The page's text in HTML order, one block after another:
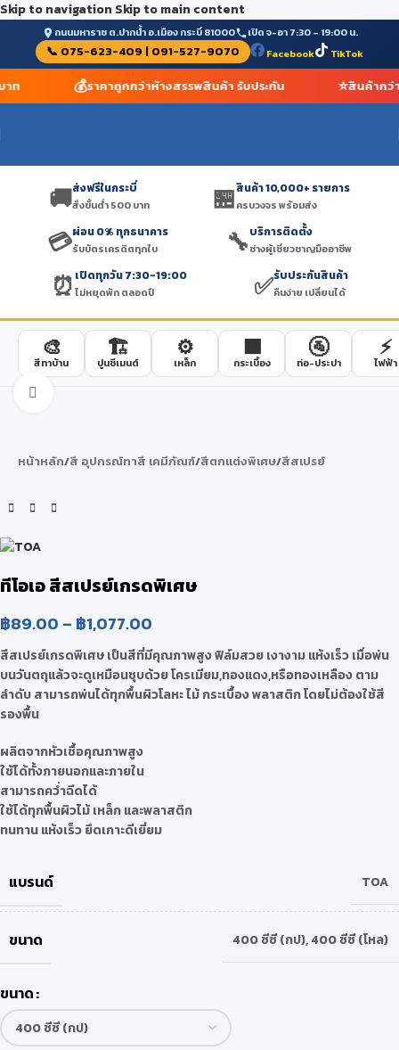
Skip to navigation Skip to main content
ถนนมหาราช ต.ปากน้ำ อ.เมือง กระบี่ 81000 เปิด จ-อา 7:30 – 19:00 น.
📞 075-623-409 | 091-527-9070 Facebook TikTok
ท 💰ราคาถูกกว่าห้างสรรพสินค้า รับประกัน ⭐สินค้ากว่
🚚ส่งฟรีในกระบี่
สั่งขั้นต่ำ 500 บาท 🏪สินค้า 10,000+ รายการ
ครบวงจร พร้อมส่ง
💳ผ่อน 0% ทุกธนาคาร
รับบัตรเครดิตทุกใบ 🔧บริการติดตั้ง
ช่างผู้เชี่ยวชาญมืออาชีพ
⏰ เปิดทุกวัน 7:30-19:00
ไม่หยุดพัก ตลอดปี ✅รับประกันสินค้า
คืนง่าย เปลี่ยนได้
🎨
สีทาบ้าน
🏗️
ปูนซีเมนต์
⚙️
เหล็ก
🟫
กระเบื้อง
🚰
ท่อ-ประปา
⚡
ไฟฟ้า
Click to enlarge
หน้าหลัก/สี อุปกรณ์ทาสี เคมีภัณฑ์/สีตกแต่งพิเศษ/สีสเปรย์
ทีโอเอ สีสเปรย์เกรดพิเศษ
฿89.00 – ฿1,077.00
สีสเปรย์เกรดพิเศษ เป็นสีที่มีคุณภาพสูง ฟิล์มสวย เงางาม แห้งเร็ว เมื่อพ่น
บนวันตถุแล้วจะดูเหมือนชุบด้วย โครเมียม,ทองแดง,หรือทองเหลือง ตาม
ลำดับ สามารถพ่นได้ทุกพื้นผิวโลหะ ไม้ กระเบื้อง พลาสติก โดยไม่ต้องใช้สี
รองพื้น
ผลิตจากหัวเชื้อคุณภาพสูง
ใช้ได้ทั้งภายนอกและภายใน
สามารถคว่ำฉีดได้
ใช้ได้ทุกพื้นผิวไม้ เหล็ก และพลาสติก
ทนทาน แห้งเร็ว ยึดเกาะดีเยี่ยม
แบรนด์ TOA
ขนาด 400 ซีซี (กป),400 ซีซี (โหล)
ขนาด